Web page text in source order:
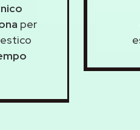
per